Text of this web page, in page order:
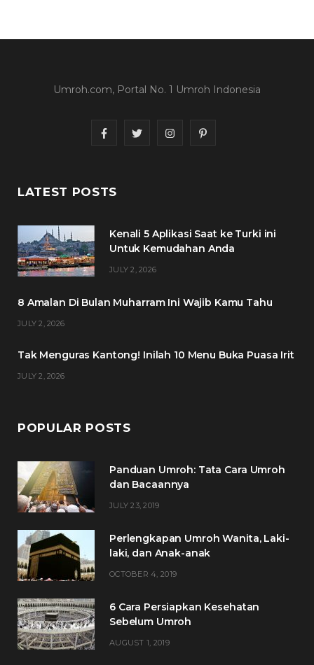
Umroh.com, Portal No. 1 Umroh Indonesia
F
b
T
t
I
a
P
e
LATEST POSTS
Kenali 5 Aplikasi Saat ke Turki ini
Untuk Kemudahan Anda
JULY 2, 2026
8 Amalan Di Bulan Muharram Ini Wajib Kamu Tahu
JULY 2, 2026
Tak Menguras Kantong! Inilah 10 Menu Buka Puasa Irit
JULY 2, 2026
POPULAR POSTS
Panduan Umroh: Tata Cara Umroh
dan Bacaannya
JULY 23, 2019
Perlengkapan Umroh Wanita, Laki-
laki, dan Anak-anak
OCTOBER 4, 2019
6 Cara Persiapkan Kesehatan
Sebelum Umroh
AUGUST 1, 2019